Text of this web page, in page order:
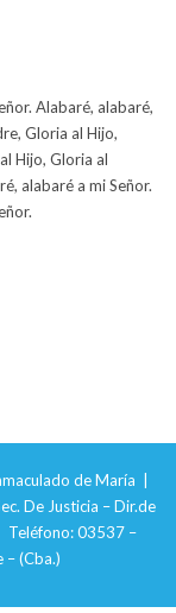
Alabaré, alabaré,
Gloria al Hijo,
Hijo, Gloria al
alabaré a mi Señor.
de María |
De Justicia – Dir.de
Teléfono: 03537 –
(Cba.)